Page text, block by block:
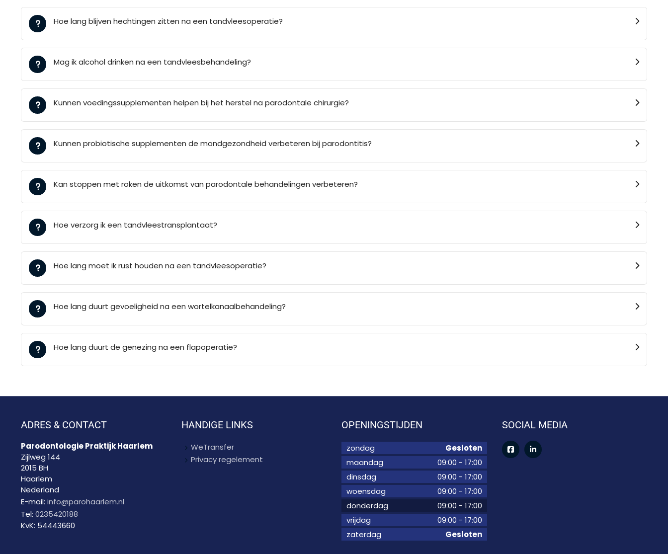
Hoe lang blijven hechtingen zitten na een tandvleesoperatie?
Mag ik alcohol drinken na een tandvleesbehandeling?
Kunnen voedingssupplementen helpen bij het herstel na parodontale chirurgie?
Kunnen probiotische supplementen de mondgezondheid verbeteren bij parodontitis?
Kan stoppen met roken de uitkomst van parodontale behandelingen verbeteren?
Hoe verzorg ik een tandvleestransplantaat?
Hoe lang moet ik rust houden na een tandvleesoperatie?
Hoe lang duurt gevoeligheid na een wortelkanaalbehandeling?
Hoe lang duurt de genezing na een flapoperatie?
ADRES & CONTACT
Parodontologie Praktijk Haarlem
Zijlweg 144
2015 BH
Haarlem
Nederland
E-mail: info@parohaarlem.nl
Tel: 0235420188
KvK: 54443660
HANDIGE LINKS
WeTransfer
Privacy regelement
OPENINGSTIJDEN
zondag
Gesloten
maandag
09:00 - 17:00
dinsdag
09:00 - 17:00
woensdag
09:00 - 17:00
donderdag
09:00 - 17:00
vrijdag
09:00 - 17:00
zaterdag
Gesloten
SOCIAL MEDIA